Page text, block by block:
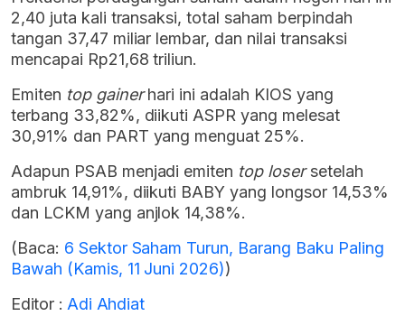
2,40 juta kali transaksi, total saham berpindah
tangan 37,47 miliar lembar, dan nilai transaksi
mencapai Rp21,68 triliun.
Emiten top gainerhari ini adalah KIOS yang
terbang 33,82%, diikuti ASPR yang melesat
30,91% dan PART yang menguat 25%.
Adapun PSAB menjadi emiten top losersetelah
ambruk 14,91%, diikuti BABY yang longsor 14,53%
dan LCKM yang anjlok 14,38%.
(Baca: 6 Sektor Saham Turun, Barang Baku Paling
Bawah (Kamis, 11 Juni 2026))
Editor : Adi Ahdiat